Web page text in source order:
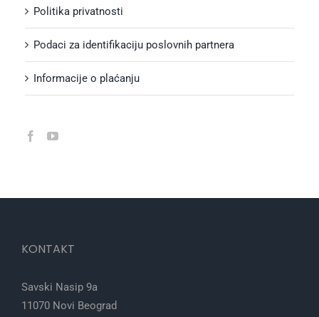
Politika privatnosti
Podaci za identifikaciju poslovnih partnera
Informacije o plaćanju
KONTAKT
Savski Nasip 9a
11070 Novi Beograd